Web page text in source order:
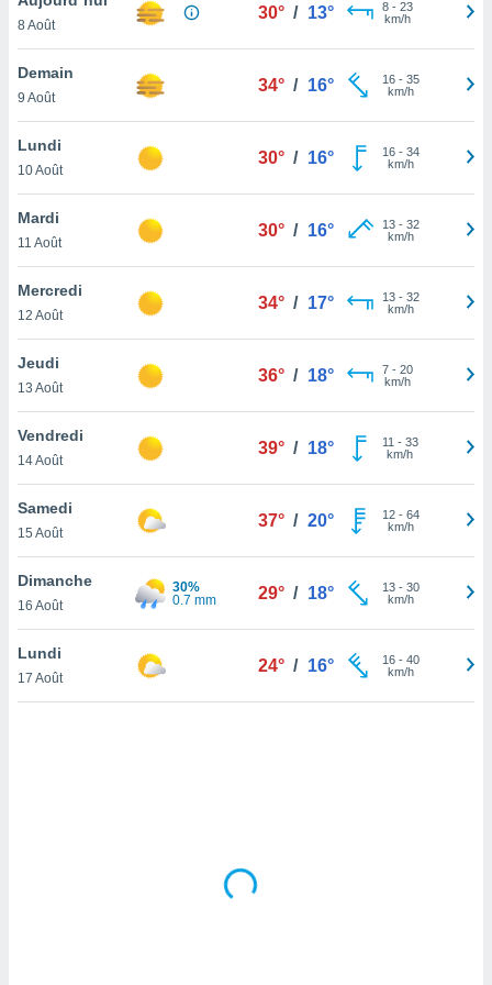
et
»,
au
vous
qu'ils
ou
le
ainsi
un
la
du
en
de
8 Août
30° / 13° 8- 23
km/h
Demain
9 Août
34° / 16° 16- 35
km/h
Lundi
10 Août
30° / 16° 16- 34
km/h
Mardi
11 Août
30° / 16° 13- 32
km/h
Mercredi
12 Août
34° / 17° 13- 32
km/h
Jeudi
13 Août
36° / 18° 7- 20
km/h
Vendredi
14 Août
39° / 18° 11 - 33
km/h
Samedi
15 Août
37° / 20° 12- 64
km/h
Dimanche
16 Août
30%
0.7 mm
29° / 18° 13- 30
km/h
Lundi
17 Août
24° / 16° 16- 40
km/h